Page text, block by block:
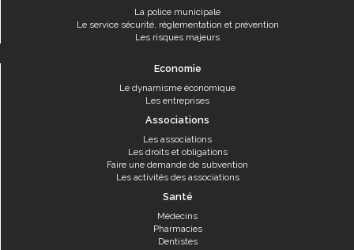
La police municipale
Le service sécurité, réglementation et prévention
Les risques majeurs
Economie
Le dynamisme économique
Les entreprises
Associations
Les associations
Les droits et obligations
Faire une demande de subvention
Les activités des associations
Santé
Médecins
Pharmacies
Dentistes